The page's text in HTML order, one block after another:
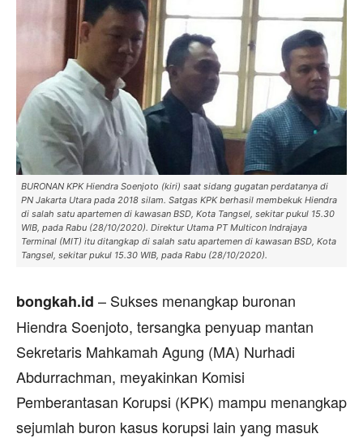
BURONAN KPK Hiendra Soenjoto (kiri) saat sidang gugatan perdatanya di
PN Jakarta Utara pada 2018 silam. Satgas KPK berhasil membekuk Hiendra
di salah satu apartemen di kawasan BSD, Kota Tangsel, sekitar pukul 15.30
WIB, pada Rabu (28/10/2020). Direktur Utama PT Multicon Indrajaya
Terminal (MIT) itu ditangkap di salah satu apartemen di kawasan BSD, Kota
Tangsel, sekitar pukul 15.30 WIB, pada Rabu (28/10/2020).
bongkah.id – Sukses menangkap buronan
Hiendra Soenjoto, tersangka penyuap mantan
Sekretaris Mahkamah Agung (MA) Nurhadi
Abdurrachman, meyakinkan Komisi
Pemberantasan Korupsi (KPK) mampu menangkap
sejumlah buron kasus korupsi lain yang masuk